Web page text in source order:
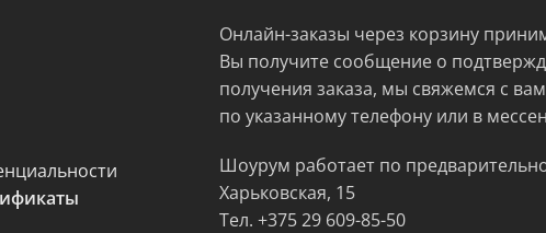
Онлайн-заказы через корзину
Вы получите сообщение о
получения заказа, мы свяжемся с
по указанному телефону или в
Шоурум работает по
Харьковская, 15
Тел. +375 29 609-85-50